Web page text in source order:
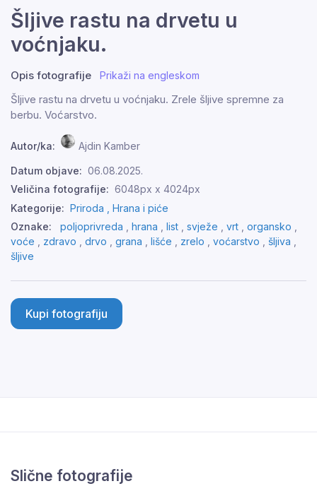
Šljive rastu na drvetu u
voćnjaku.
Opis fotografije Prikaži na engleskom
Šljive rastu na drvetu u voćnjaku. Zrele šljive spremne za
berbu. Voćarstvo.
Autor/ka: Ajdin Kamber
Datum objave: 06.08.2025.
Veličina fotografije: 6048px x 4024px
Kategorije: Priroda , Hrana i piće
Oznake:
poljoprivreda hrana list svježe vrt organsko
voće
zdravo drvo grana lišće zrelo voćarstvo šljiva
šljive
Kupi fotografiju
Slične fotografije